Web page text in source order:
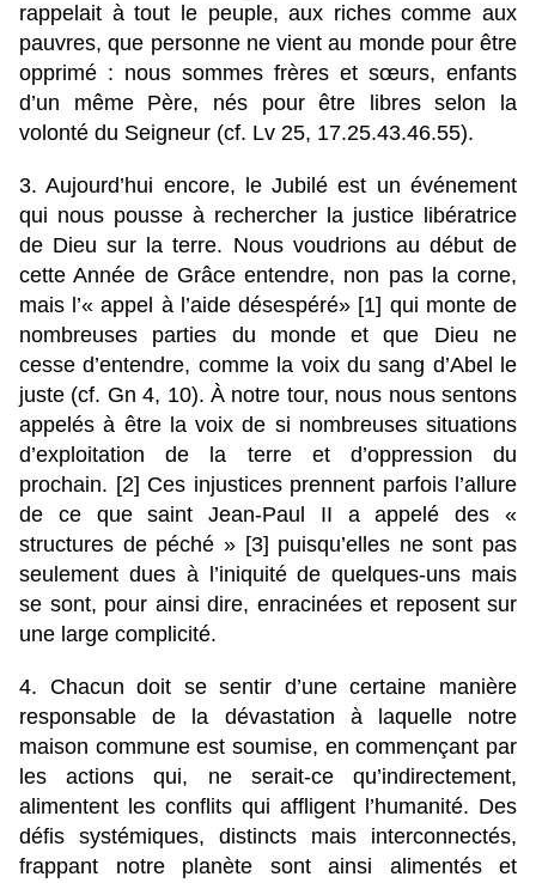
rappelait à tout le peuple, aux riches comme aux
pauvres, que personne ne vient au monde pour être
opprimé : nous sommes frères et sœurs, enfants
d’un même Père, nés pour être libres selon la
volonté du Seigneur (cf. Lv 25, 17.25.43.46.55).
3. Aujourd’hui encore, le Jubilé est un événement
qui nous pousse à rechercher la justice libératrice
de Dieu sur la terre. Nous voudrions au début de
cette Année de Grâce entendre, non pas la corne,
mais l’« appel à l’aide désespéré» [1] qui monte de
nombreuses parties du monde et que Dieu ne
cesse d’entendre, comme la voix du sang d’Abel le
juste (cf. Gn 4, 10). À notre tour, nous nous sentons
appelés à être la voix de si nombreuses situations
d’exploitation de la terre et d’oppression du
prochain. [2] Ces injustices prennent parfois l’allure
de ce que saint Jean-Paul II a appelé des «
structures de péché » [3] puisqu’elles ne sont pas
seulement dues à l’iniquité de quelques-uns mais
se sont, pour ainsi dire, enracinées et reposent sur
une large complicité.
4. Chacun doit se sentir d’une certaine manière
responsable de la dévastation à laquelle notre
maison commune est soumise, en commençant par
les actions qui, ne serait-ce qu’indirectement,
alimentent les conflits qui affligent l’humanité. Des
défis systémiques, distincts mais interconnectés,
frappant notre planète sont ainsi alimentés et